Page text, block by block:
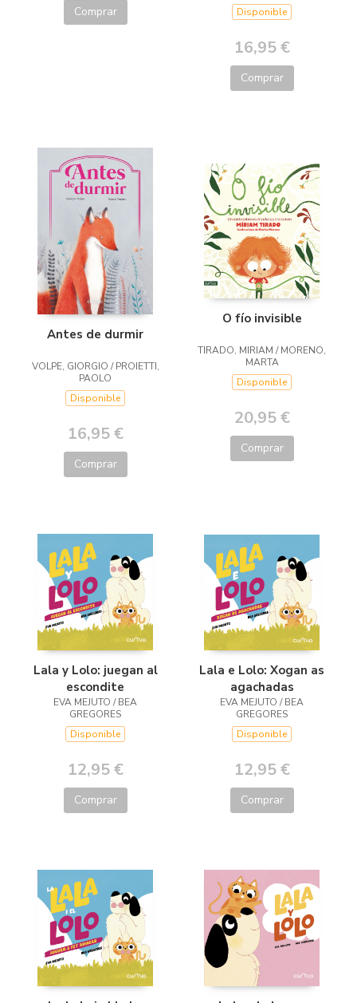
Comprar
Disponible
16,95 €
Comprar
Antes de durmir
VOLPE, GIORGIO / PROIETTI,
PAOLO
Disponible
16,95 €
Comprar
O fío invisible
TIRADO, MIRIAM / MORENO,
MARTA
Disponible
20,95 €
Comprar
Lala y Lolo: juegan al
escondite
EVA MEJUTO / BEA
GREGORES
Disponible
12,95 €
Comprar
Lala e Lolo: Xogan as
agachadas
EVA MEJUTO / BEA
GREGORES
Disponible
12,95 €
Comprar